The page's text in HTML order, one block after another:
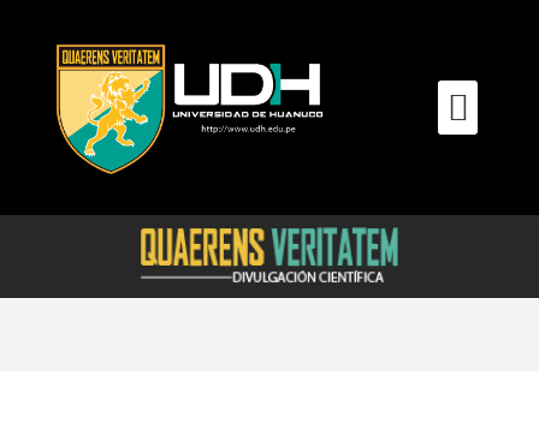
contenido